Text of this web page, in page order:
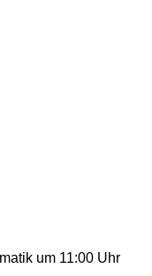
um 11:00 Uhr